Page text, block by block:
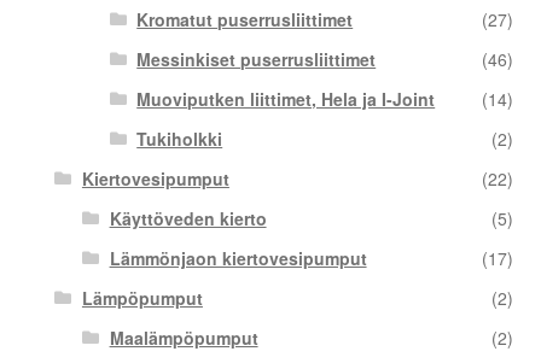
Kromatut puserrusliittimet
(27)
Messinkiset puserrusliittimet
(46)
Muoviputken liittimet, Hela ja I-Joint
(14)
Tukiholkki
(2)
Kiertovesipumput
(22)
Käyttöveden kierto
(5)
Lämmönjaon kiertovesipumput
(17)
Lämpöpumput
(2)
Maalämpöpumput
(2)